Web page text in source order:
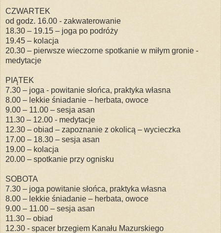
CZWARTEK
od godz. 16.00 - zakwaterowanie
18.30 – 19.15 – joga po podróży
19.45 – kolacja
20.30 – pierwsze wieczorne spotkanie w miłym gronie -
medytacje
PIĄTEK
7.30 – joga - powitanie słońca, praktyka własna
8.00 – lekkie śniadanie – herbata, owoce
9.00 – 11.00 – sesja asan
11.30 – 12.00 - medytacje
12.30 – obiad – zapoznanie z okolicą – wycieczka
17.00 – 18.30 – sesja asan
19.00 – kolacja
20.00 – spotkanie przy ognisku
SOBOTA
7.30 – joga powitanie słońca, praktyka własna
8.00 – lekkie śniadanie – herbata, owoce
9.00 – 11.00 – sesja asan
11.30 – obiad
12.30 - spacer brzegiem Kanału Mazurskiego